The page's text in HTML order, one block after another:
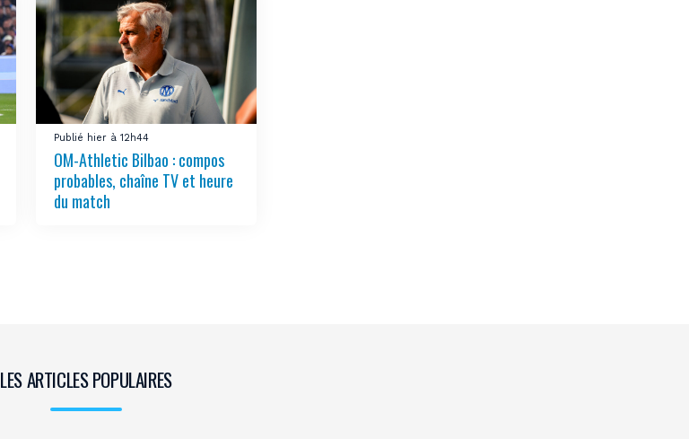
Publié hier à 12h44
OM-Athletic Bilbao : compos
probables, chaîne TV et heure
du match
LES ARTICLES POPULAIRES